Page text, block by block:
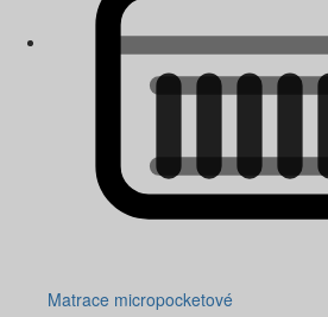
Matrace micropocketové